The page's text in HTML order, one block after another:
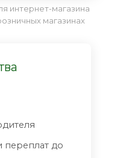
интернет-магазина
магазинах
переплат до